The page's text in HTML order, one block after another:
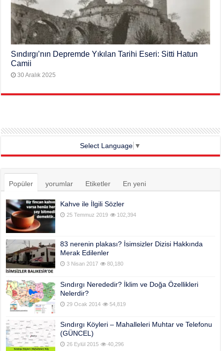
Sındırgı’nın Depremde Yıkılan Tarihi Eseri: Sitti Hatun
Camii
30 Aralık 2025
Select Language ▼
Popüler yorumlar Etiketler En yeni
Kahve ile İlgili Sözler
25 Temmuz 2019 102,394
83 nerenin plakası? İsimsizler Dizisi Hakkında
Merak Edilenler
3 Nisan 2017 80,180
Sındırgı Nerededir? İklim ve Doğa Özellikleri
Nelerdir?
29 Ocak 2014 54,819
Sındırgı Köyleri – Mahalleleri Muhtar ve Telefonu
(GÜNCEL)
26 Eylül 2015 40,296